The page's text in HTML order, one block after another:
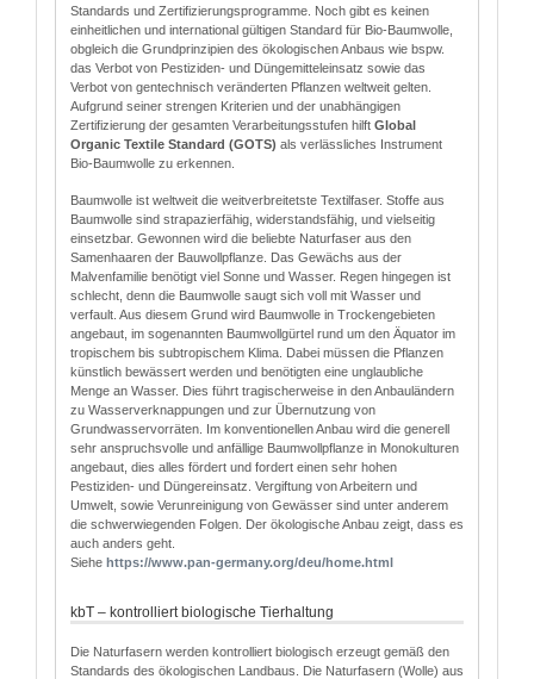
Standards und Zertifizierungsprogramme. Noch gibt es keinen
einheitlichen und international gültigen Standard für Bio-Baumwolle,
obgleich die Grundprinzipien des ökologischen Anbaus wie bspw.
das Verbot von Pestiziden- und Düngemitteleinsatz sowie das
Verbot von gentechnisch veränderten Pflanzen weltweit gelten.
Aufgrund seiner strengen Kriterien und der unabhängigen
Zertifizierung der gesamten Verarbeitungsstufen hilft Global
Organic Textile Standard (GOTS) als verlässliches Instrument
Bio-Baumwolle zu erkennen.
Baumwolle ist weltweit die weitverbreitetste Textilfaser. Stoffe aus
Baumwolle sind strapazierfähig, widerstandsfähig, und vielseitig
einsetzbar. Gewonnen wird die beliebte Naturfaser aus den
Samenhaaren der Bauwollpflanze. Das Gewächs aus der
Malvenfamilie benötigt viel Sonne und Wasser. Regen hingegen ist
schlecht, denn die Baumwolle saugt sich voll mit Wasser und
verfault. Aus diesem Grund wird Baumwolle in Trockengebieten
angebaut, im sogenannten Baumwollgürtel rund um den Äquator im
tropischem bis subtropischem Klima. Dabei müssen die Pflanzen
künstlich bewässert werden und benötigten eine unglaubliche
Menge an Wasser. Dies führt tragischerweise in den Anbauländern
zu Wasserverknappungen und zur Übernutzung von
Grundwasservorräten. Im konventionellen Anbau wird die generell
sehr anspruchsvolle und anfällige Baumwollpflanze in Monokulturen
angebaut, dies alles fördert und fordert einen sehr hohen
Pestiziden- und Düngereinsatz. Vergiftung von Arbeitern und
Umwelt, sowie Verunreinigung von Gewässer sind unter anderem
die schwerwiegenden Folgen. Der ökologische Anbau zeigt, dass es
auch anders geht.
Siehe https://www.pan-germany.org/deu/home.html
kbT – kontrolliert biologische Tierhaltung
Die Naturfasern werden kontrolliert biologisch erzeugt gemäß den
Standards des ökologischen Landbaus. Die Naturfasern (Wolle) aus